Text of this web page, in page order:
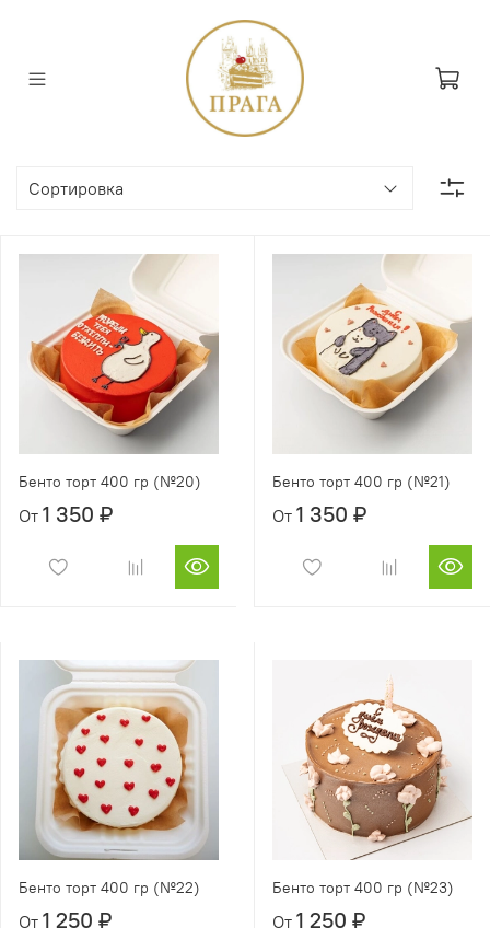
Бенто торт 400 гр (№20)
От 1 350 ₽
Бенто торт 400 гр (№21)
От 1 350 ₽
Бенто торт 400 гр (№22)
От 1 250 ₽
Бенто торт 400 гр (№23)
От 1 250 ₽